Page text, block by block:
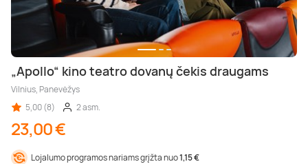
„Apollo“ kino teatro dovanų čekis draugams
Vilnius, Panevėžys
5,00 (8)
2 asm.
23,00 €
Lojalumo programos nariams grįžta nuo1,15 €